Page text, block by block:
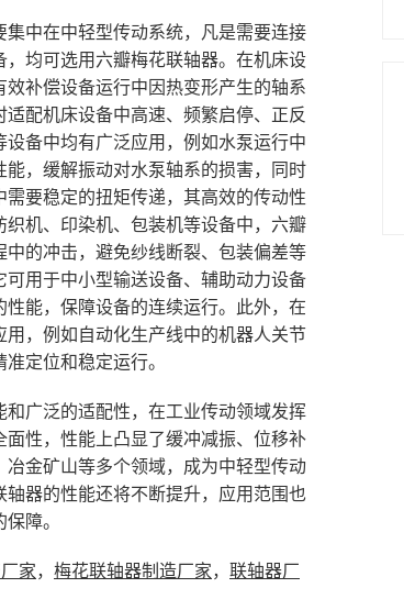
中在中轻型传动系统，凡是需要连接
均可选用六瓣梅花联轴器。在机床设
补偿设备运行中因热变形产生的轴系
配机床设备中高速、频繁启停、正反
备中均有广泛应用，例如水泵运行中
，缓解振动对水泵轴系的损害，同时
要稳定的扭矩传递，其高效的传动性
机、印染机、包装机等设备中，六瓣
的冲击，避免纱线断裂、包装偏差等
用于中小型输送设备、辅助动力设备
能，保障设备的连续运行。此外，在
，例如自动化生产线中的机器人关节
定位和稳定运行。
广泛的适配性，在工业传动领域发挥
性，性能上凸显了缓冲减振、位移补
金矿山等多个领域，成为中轻型传动
器的性能还将不断提升，应用范围也
障。
家， 梅花联轴器制造厂家， 联轴器厂